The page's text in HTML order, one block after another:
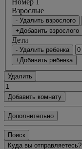
Номер 1
Bзрослые
- Удалить взрослого
+Добавить взрослого
Дети
- Удалить ребенка
+Добавить ребенка
Удалить
Добавить комнату
Дополнительно
Поиск
Куда вы отправляетесь?